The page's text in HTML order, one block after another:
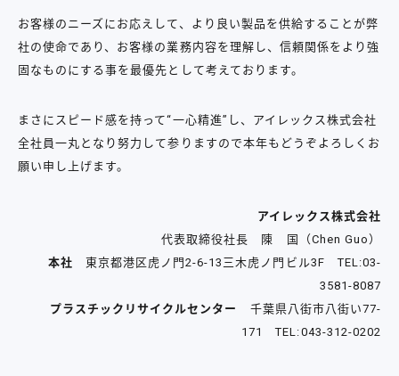
お客様のニーズにお応えして、より良い製品を供給することが弊
社の使命であり、お客様の業務内容を理解し、信頼関係をより強
固なものにする事を最優先として考えております。
まさにスピード感を持って“一心精進”し、アイレックス株式会社
全社員一丸となり努力して参りますので本年もどうぞよろしくお
願い申し上げます。
アイレックス株式会社
代表取締役社長 陳 国（Chen Guo）
本社 東京都港区虎ノ門2-6-13三木虎ノ門ビル3F TEL:03-
3581-8087
プラスチックリサイクルセンター 千葉県八街市八街い77-
171 TEL:043-312-0202